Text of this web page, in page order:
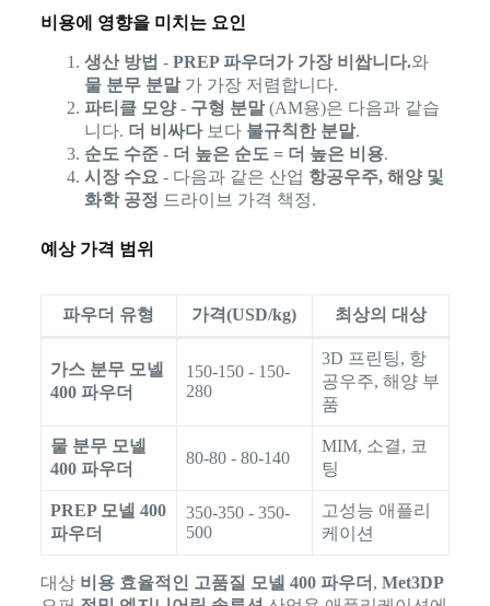
비용에 영향을 미치는 요인
생산 방법 - PREP 파우더가 가장 비쌉니다.와
물 분무 분말가 가장 저렴합니다.
파티클 모양- 구형 분말(AM용)은 다음과 같습
니다. 더 비싸다보다 불규칙한 분말.
순도 수준- 더 높은 순도 = 더 높은 비용.
시장 수요 - 다음과 같은 산업 항공우주, 해양 및
화학 공정 드라이브 가격 책정.
예상 가격 범위
파우더 유형 가격(USD/kg) 최상의 대상
가스 분무 모넬
400 파우더
150-150 - 150-
280
3D 프린팅, 항
공우주, 해양 부
품
물 분무 모넬
400 파우더
80-80 - 80-140
MIM, 소결, 코
팅
PREP 모넬 400
파우더
350-350 - 350-
500
고성능 애플리
케이션
대상 비용 효율적인 고품질 모넬 400 파우더 , Met3DP